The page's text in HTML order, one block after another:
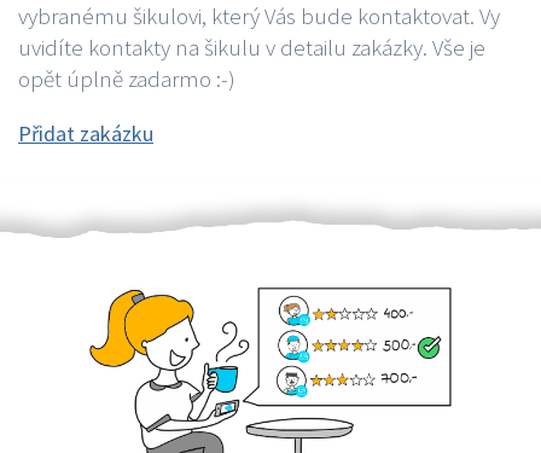
vybranému šikulovi, který Vás bude kontaktovat. Vy
uvidíte kontakty na šikulu v detailu zakázky. Vše je
opět úplně zadarmo :-)
Přidat zakázku